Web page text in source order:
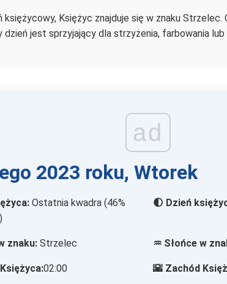
księżycowy, Księżyc znajduje się w znaku
dzień jest sprzyjający dla strzyżenia, farbowania lub
ad
2023 roku, Wtorek
Ostatnia kwadra (46%
🌓 Dzień
znaku: Strzelec ♒ Słońce w
02:00 🌇 Zachód